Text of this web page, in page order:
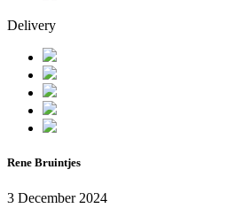
Delivery
Rene Bruintjes
3 December 2024